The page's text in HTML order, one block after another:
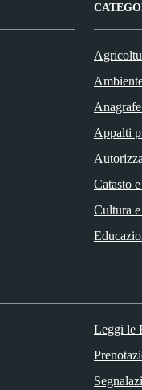
Appalti
Catasto
Cultura
Leggi le